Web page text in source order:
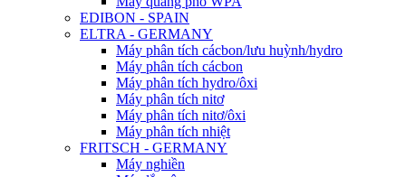
EDIBON - SPAIN
ELTRA - GERMANY
Máy phân tích cácbon/lưu huỳnh/hydro
Máy phân tích cácbon
Máy phân tích hydro/ôxi
Máy phân tích nitơ
Máy phân tích nitơ/ôxi
Máy phân tích nhiệt
FRITSCH - GERMANY
Máy nghiền